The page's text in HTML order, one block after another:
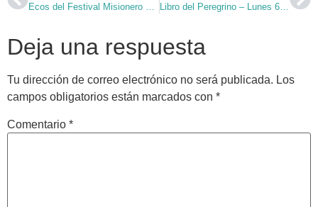
Libro del Peregrino – Lunes 6 de Julio
Deja una respuesta
Tu dirección de correo electrónico no será publicada. Los
campos obligatorios están marcados con *
Comentario *